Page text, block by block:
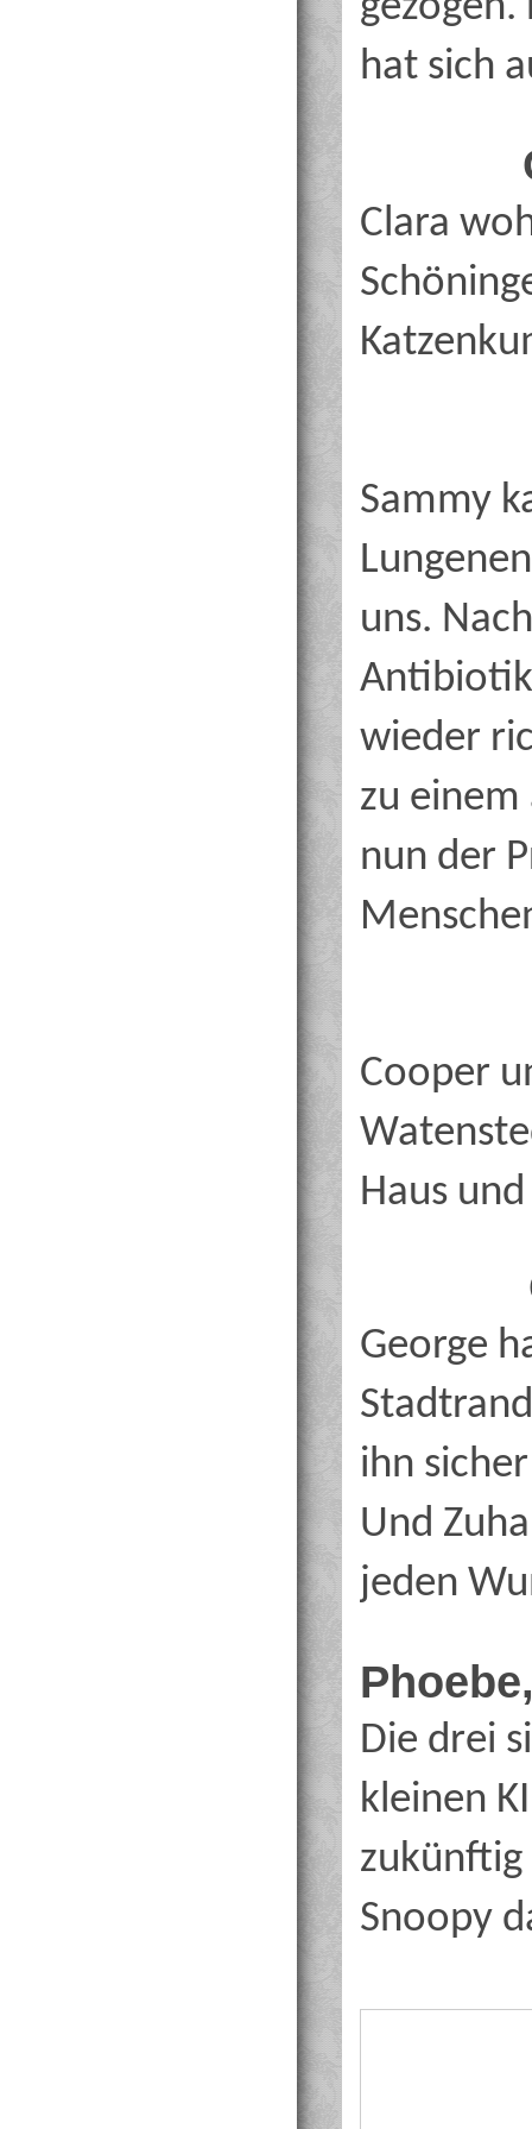
hat sich
Clara
Sammy
uns.
wieder
zu
nun der
Cooper
Haus
George
ihn
Und
jeden
Die drei
kleinen
zukünftig
Snoopy